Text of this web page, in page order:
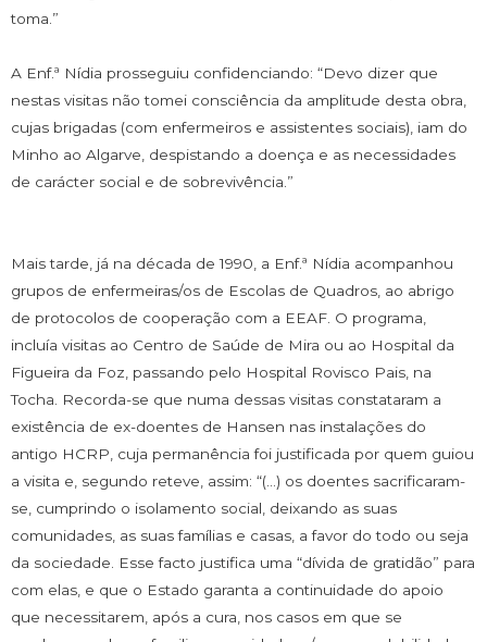
toma.”
A Enf.ª Nídia prosseguiu confidenciando: “Devo dizer que
nestas visitas não tomei consciência da amplitude desta obra,
cujas brigadas (com enfermeiros e assistentes sociais), iam do
Minho ao Algarve, despistando a doença e as necessidades
de carácter social e de sobrevivência.”
Mais tarde, já na década de 1990, a Enf.ª Nídia acompanhou
grupos de enfermeiras/os de Escolas de Quadros, ao abrigo
de protocolos de cooperação com a EEAF. O programa,
incluía visitas ao Centro de Saúde de Mira ou ao Hospital da
Figueira da Foz, passando pelo Hospital Rovisco Pais, na
Tocha. Recorda-se que numa dessas visitas constataram a
existência de ex-doentes de Hansen nas instalações do
antigo HCRP, cuja permanência foi justificada por quem guiou
a visita e, segundo reteve, assim: “(…) os doentes sacrificaram-
se, cumprindo o isolamento social, deixando as suas
comunidades, as suas famílias e casas, a favor do todo ou seja
da sociedade. Esse facto justifica uma “dívida de gratidão” para
com elas, e que o Estado garanta a continuidade do apoio
que necessitarem, após a cura, nos casos em que se